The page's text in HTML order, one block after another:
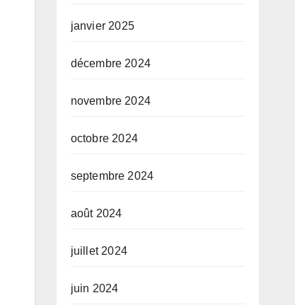
janvier 2025
décembre 2024
novembre 2024
octobre 2024
septembre 2024
août 2024
juillet 2024
juin 2024